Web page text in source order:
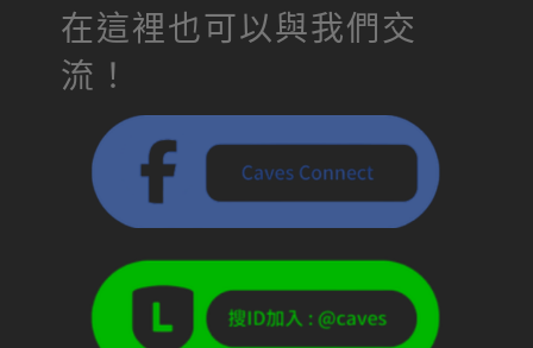
在這裡也可以與我們交
流！